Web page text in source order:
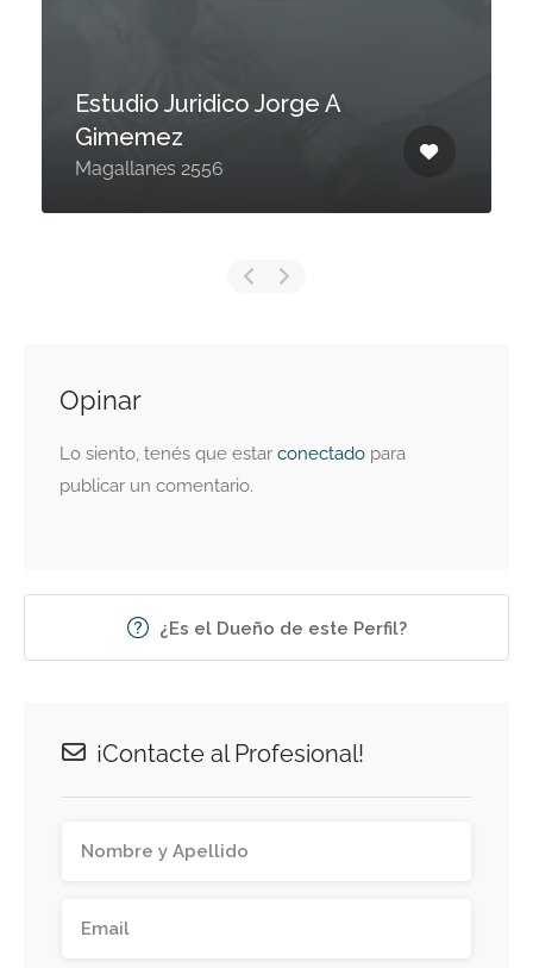
Estudio Juridico Jorge A
Gimemez
Magallanes 2556
Opinar
Lo siento, tenés que estar conectado para
publicar un comentario.
¿Es el Dueño de este Perfil?
¡Contacte al Profesional!